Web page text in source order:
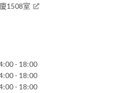
1508室
- 18:00
- 18:00
- 18:00